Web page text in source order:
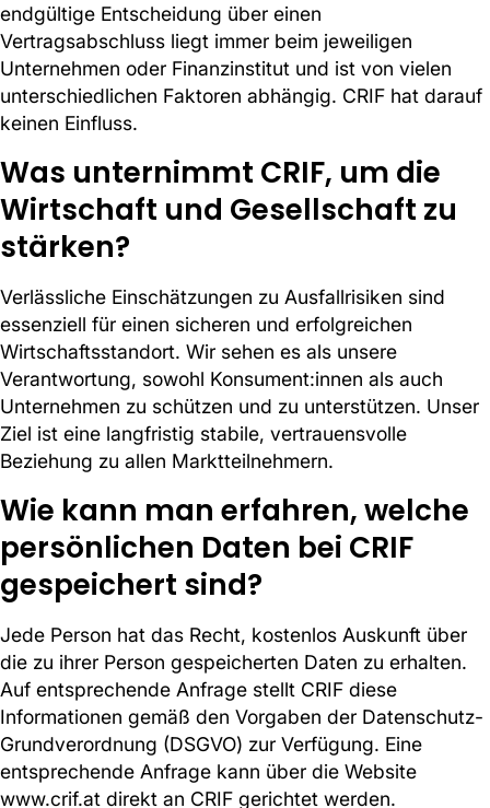
endgültige Entscheidung über einen
Vertragsabschluss liegt immer beim jeweiligen
Unternehmen oder Finanzinstitut und ist von vielen
unterschiedlichen Faktoren abhängig. CRIF hat darauf
keinen Einfluss.
Was unternimmt CRIF, um die
Wirtschaft und Gesellschaft zu
stärken?
Verlässliche Einschätzungen zu Ausfallrisiken sind
essenziell für einen sicheren und erfolgreichen
Wirtschaftsstandort. Wir sehen es als unsere
Verantwortung, sowohl Konsument:innen als auch
Unternehmen zu schützen und zu unterstützen. Unser
Ziel ist eine langfristig stabile, vertrauensvolle
Beziehung zu allen Marktteilnehmern.
Wie kann man erfahren, welche
persönlichen Daten bei CRIF
gespeichert sind?
Jede Person hat das Recht, kostenlos Auskunft über
die zu ihrer Person gespeicherten Daten zu erhalten.
Auf entsprechende Anfrage stellt CRIF diese
Informationen gemäß den Vorgaben der Datenschutz-
Grundverordnung (DSGVO) zur Verfügung. Eine
entsprechende Anfrage kann über die Website
www.crif.at direkt an CRIF gerichtet werden.